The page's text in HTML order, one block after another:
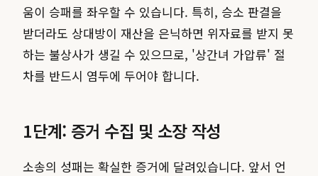
움이 승패를 좌우할 수 있습니다. 특히, 승소 판결을
받더라도 상대방이 재산을 은닉하면 위자료를 받지 못
하는 불상사가 생길 수 있으므로, '상간녀 가압류' 절
차를 반드시 염두에 두어야 합니다.
1단계: 증거 수집 및 소장 작성
소송의 성패는 확실한 증거에 달려있습니다. 앞서 언